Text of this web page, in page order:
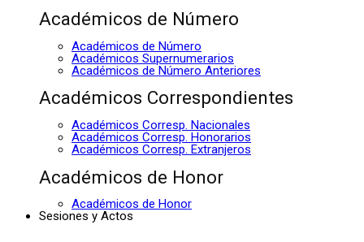
Académicos de Número
Académicos de Número
Académicos Supernumerarios
Académicos de Número Anteriores
Académicos Correspondientes
Académicos Corresp. Nacionales
Académicos Corresp. Honorarios
Académicos Corresp. Extranjeros
Académicos de Honor
Académicos de Honor
Sesiones y Actos